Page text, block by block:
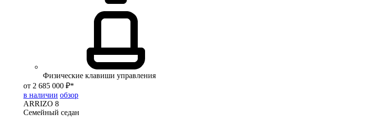
Физические клавиши управления
от 2 685 000 ₽*
в наличии обзор
ARRIZO 8
Семейный седан